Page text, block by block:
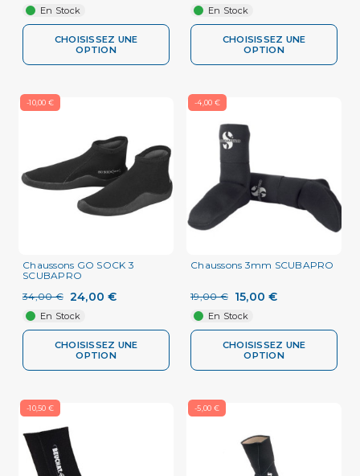
En Stock
CHOISISSEZ UNE
OPTION
En Stock
CHOISISSEZ UNE
OPTION
-10,00 €
Chaussons GO SOCK 3
SCUBAPRO
34,00 € 24,00 €
En Stock
CHOISISSEZ UNE
OPTION
-4,00 €
Chaussons 3mm SCUBAPRO
19,00 € 15,00 €
En Stock
CHOISISSEZ UNE
OPTION
-10,50 € -5,00 €